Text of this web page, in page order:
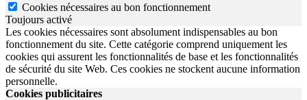
Cookies nécessaires au bon fonctionnement
Toujours activé
Les cookies nécessaires sont absolument indispensables au bon
fonctionnement du site. Cette catégorie comprend uniquement les
cookies qui assurent les fonctionnalités de base et les fonctionnalités
de sécurité du site Web. Ces cookies ne stockent aucune information
personnelle.
Cookies publicitaires